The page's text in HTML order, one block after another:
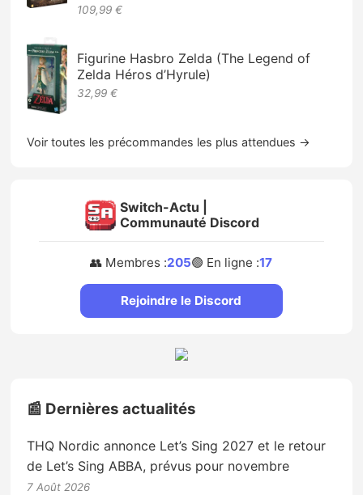
109,99 €
Figurine Hasbro Zelda (The Legend of
Zelda Héros d’Hyrule)
32,99 €
Voir toutes les précommandes les plus attendues →
Switch-Actu |
Communauté Discord
👥 Membres :205🟢 En ligne :17
Rejoindre le Discord
📰 Dernières actualités
THQ Nordic annonce Let’s Sing 2027 et le retour
de Let’s Sing ABBA, prévus pour novembre
7 Août 2026